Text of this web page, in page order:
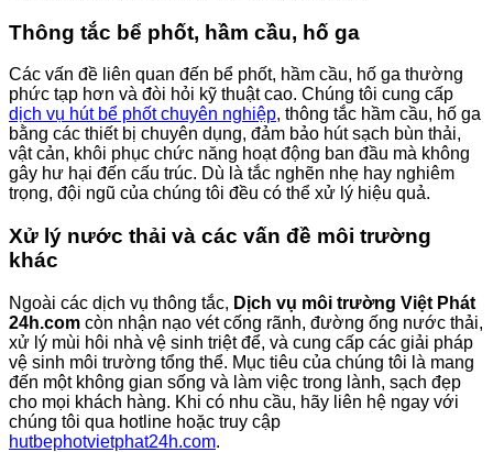
Thông tắc bể phốt, hầm cầu, hố ga
Các vấn đề liên quan đến bể phốt, hầm cầu, hố ga thường
phức tạp hơn và đòi hỏi kỹ thuật cao. Chúng tôi cung cấp
dịch vụ hút bể phốt chuyên nghiệp, thông tắc hầm cầu, hố ga
bằng các thiết bị chuyên dụng, đảm bảo hút sạch bùn thải,
vật cản, khôi phục chức năng hoạt động ban đầu mà không
gây hư hại đến cấu trúc. Dù là tắc nghẽn nhẹ hay nghiêm
trọng, đội ngũ của chúng tôi đều có thể xử lý hiệu quả.
Xử lý nước thải và các vấn đề môi trường
khác
Ngoài các dịch vụ thông tắc, Dịch vụ môi trường Việt Phát
24h.com còn nhận nạo vét cống rãnh, đường ống nước thải,
xử lý mùi hôi nhà vệ sinh triệt để, và cung cấp các giải pháp
vệ sinh môi trường tổng thể. Mục tiêu của chúng tôi là mang
đến một không gian sống và làm việc trong lành, sạch đẹp
cho mọi khách hàng. Khi có nhu cầu, hãy liên hệ ngay với
chúng tôi qua hotline hoặc truy cập
hutbephotvietphat24h.com.